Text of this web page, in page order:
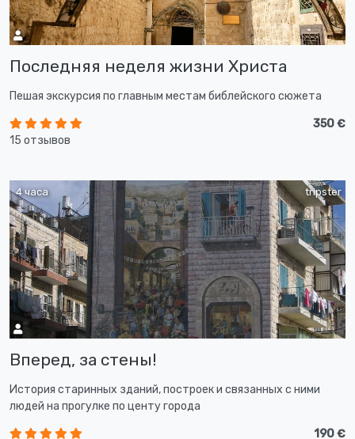
Последняя неделя жизни Христа
Пешая экскурсия по главным местам библейского сюжета
15 отзывов
350 €
tripster
4 часа
Вперед, за стены!
История старинных зданий, построек и связанных с ними
людей на прогулке по центу города
190 €